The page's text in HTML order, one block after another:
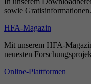
sowie Gratisinformationen.
HFA-Magazin
Mit unserem HFA-
neuesten
Online-Plattformen